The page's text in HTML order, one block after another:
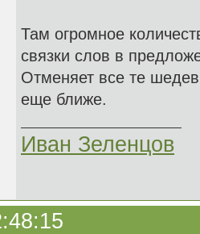
Там огромное
связки слов в
Отменяет все те
еще ближе.
Иван Зеленцов